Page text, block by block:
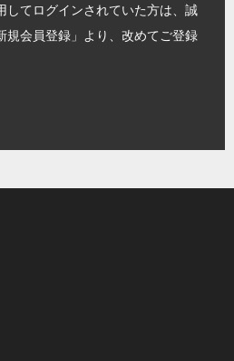
してログインされていた方は、誠
規会員登録」より、改めてご登録